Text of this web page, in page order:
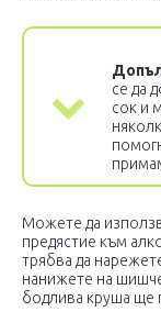
се да
сок и
Можете да
предястие към
трябва да
нанижете на
бодлива круша ще